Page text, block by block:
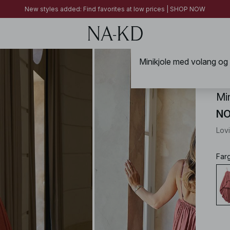
FINAL SALE | SHOP NOW
FINAL SALE | SHOP NOW
New styles added: Find favorites at low prices | SHOP NOW
Minikjole med volang